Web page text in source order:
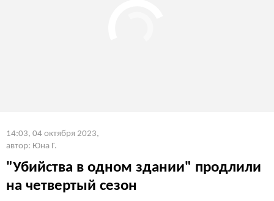
14:03, 04 октября 2023,
автор: Юна Г.
"Убийства в одном здании" продлили
на четвертый сезон